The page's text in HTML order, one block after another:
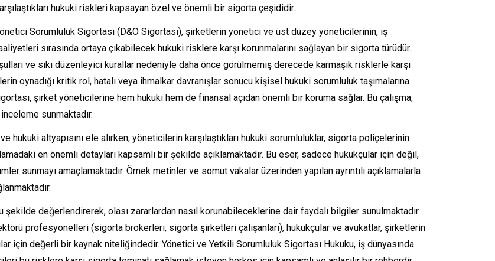
hukuki riskleri kapsayan özel ve önemli bir sigorta çeşididir.
Sorumluluk Sigortası (D&O Sigortası), şirketlerin yönetici ve üst düzey yöneticilerinin, iş
sırasında ortaya çıkabilecek hukuki risklere karşı korunmalarını sağlayan bir sigorta türüdür.
ve sıkı düzenleyici kurallar nedeniyle daha önce görülmemiş derecede karmaşık risklerle karşı
oynadığı kritik rol, hatalı veya ihmalkar davranışlar sonucu kişisel hukuki sorumluluk taşımalarına
şirket yöneticilerine hem hukuki hem de finansal açıdan önemli bir koruma sağlar. Bu çalışma,
sunmaktadır.
hukuki altyapısını ele alırken, yöneticilerin karşılaştıkları hukuki sorumluluklar, sigorta poliçelerinin
en önemli detayları kapsamlı bir şekilde açıklamaktadır. Bu eser, sadece hukukçular için değil,
sunmayı amaçlamaktadır. Örnek metinler ve somut vakalar üzerinden yapılan ayrıntılı açıklamalarla
değerlendirerek, olası zararlardan nasıl korunabileceklerine dair faydalı bilgiler sunulmaktadır.
profesyonelleri (sigorta brokerleri, sigorta şirketleri çalışanları), hukukçular ve avukatlar, şirketlerin
için değerli bir kaynak niteliğindedir. Yönetici ve Yetkili Sorumluluk Sigortası Hukuku, iş dünyasında